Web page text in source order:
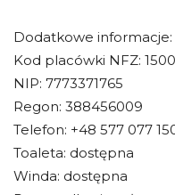
Dodatkowe informacje:
Kod placówki NFZ:
NIP: 7773371765
Regon: 388456009
Telefon: +48 577 077
Toaleta: dostępna
Winda: dostępna